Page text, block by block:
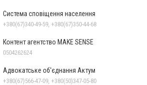
Система сповіщення населення
+380(67)340-49-59, +380(67)350-44-68
Контент агентство MAKE SENSE
0504262624
Адвокатське об'єднання Актум
+380(67)566-47-09, +380(50)347-05-80